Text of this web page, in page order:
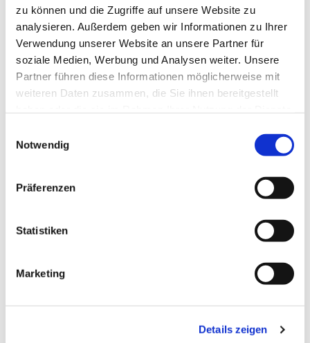
zu können und die Zugriffe auf unsere Website zu
analysieren. Außerdem geben wir Informationen zu Ihrer
Verwendung unserer Website an unsere Partner für
soziale Medien, Werbung und Analysen weiter. Unsere
Partner führen diese Informationen möglicherweise mit
weiteren Daten zusammen, die Sie ihnen bereitgestellt
Notwendig
Präferenzen
Statistiken
Marketing
Details zeigen